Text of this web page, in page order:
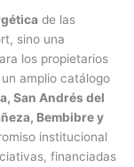
de las
sino una
los propietarios
amplio catálogo
San Andrés del
Bembibre y
institucional
financiadas